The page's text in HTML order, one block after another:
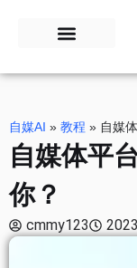
自媒AI » 教程 » 自媒
自媒体平
你？
cmmy123